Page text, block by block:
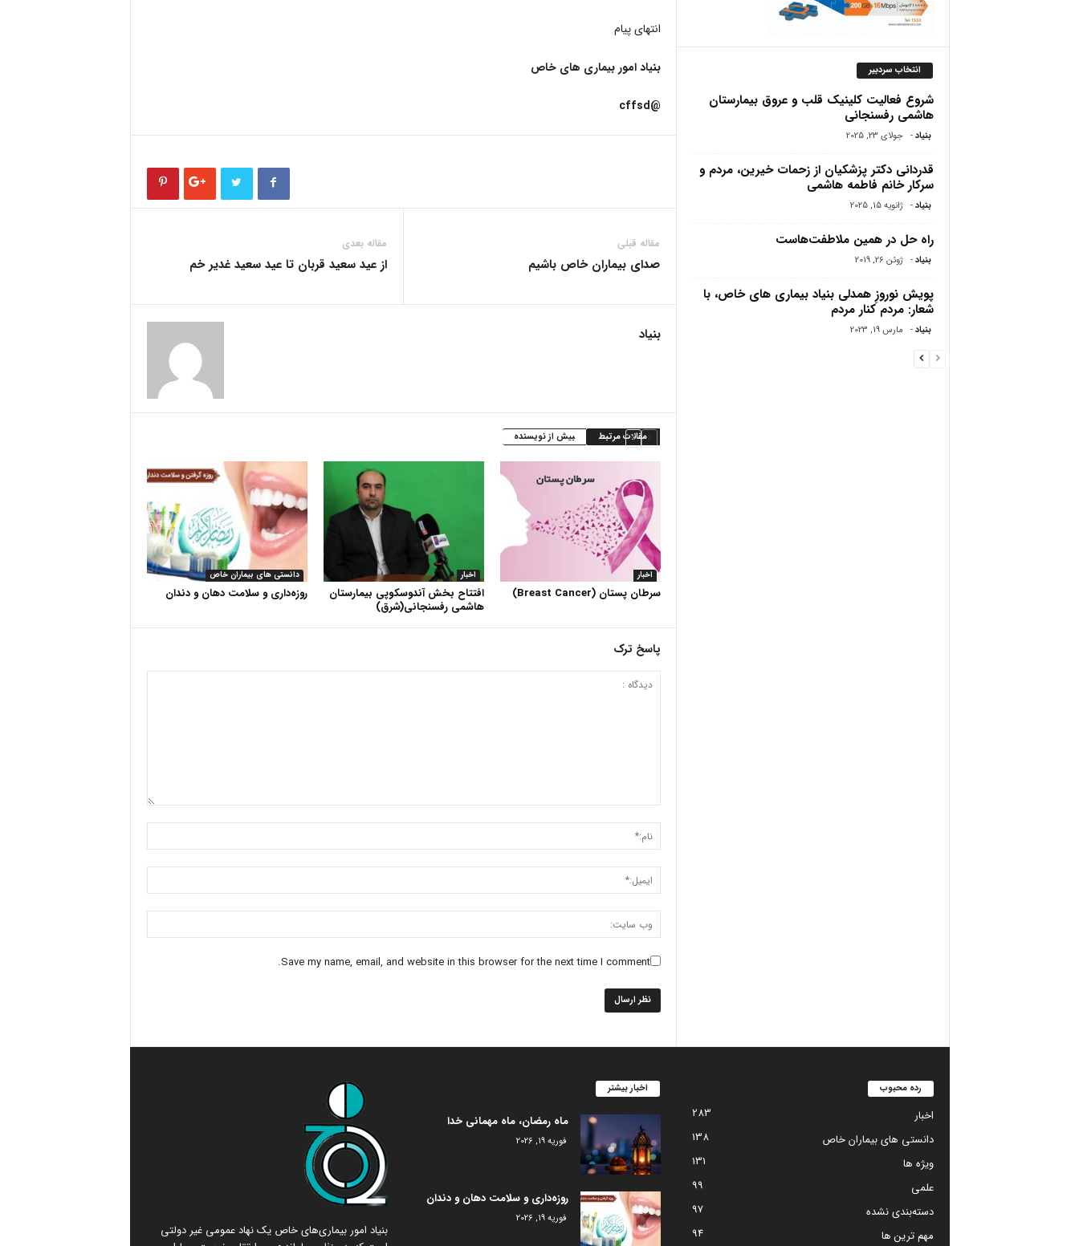
انتهای پیام
بنیاد امور بیماری های خاص
@cffsd
مقاله قبلی
صدای بیماران خاص باشیم
مقاله بعدی
از عید سعید قربان تا عید سعید غدیر خم
بنیاد
مقالات مرتبط بیش از نویسنده
دانستی های بیماران خاص
روزه‌داری و سلامت دهان و دندان
اخبار
افتتاح بخش آندوسکوپی بیمارستان
هاشمی رفسنجانی(شرق)
اخبار
سرطان پستان (Breast Cancer)
پاسخ ترک
Save my name, email, and website in this browser for the next time I comment.
انتخاب سردبیر
شروع فعالیت کلینیک قلب و عروق بیمارستان
هاشمی رفسنجانی
بنیاد - جولای 23, 2025
قدردانی دکتر پزشکیان از زحمات خیرین، مردم و
سرکار خانم فاطمه هاشمی
بنیاد - ژانویه 15, 2025
راه حل در همین ملاطفت‌هاست
بنیاد - ژوئن 26, 2019
پویش نوروزِ همدلی بنیاد بیماری های خاص، با
شعار: مردم کنار مردم
بنیاد - مارس 19, 2023
بنیاد امور بیماری‌های خاص یک نهاد عمومی غیر دولتی
اخبار بیشتر
ماه رمضان، ماه مهمانی خدا
فوریه 19, 2026
روزه‌داری و سلامت دهان و دندان
فوریه 19, 2026
رده محبوب
اخبار
283
دانستی های بیماران خاص
138
ویژه ها
131
علمی
99
دسته‌بندی نشده
97
مهم ترین ها
94